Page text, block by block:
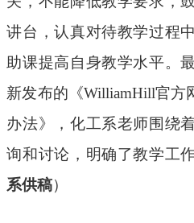
讲台，认真对待教学过程
助课提高自身教学水平。
新发布的《WilliamHill官方
办法》，化工系老师围绕
询和讨论，明确了教学工
系供稿）